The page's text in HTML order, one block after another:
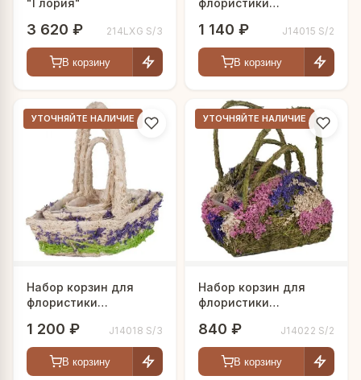
"Глория"
3 620 ₽ 214LXG S/3
В корзину
флористики
1 140 ₽ J14015 S/2
В корзину
УТОЧНЯЙТЕ НАЛИЧИЕ
Набор корзин для
флористики
1 200 ₽ J14018 S/3
В корзину
УТОЧНЯЙТЕ НАЛИЧИЕ
Набор корзин для
флористики
840 ₽ J14022 S/2
В корзину